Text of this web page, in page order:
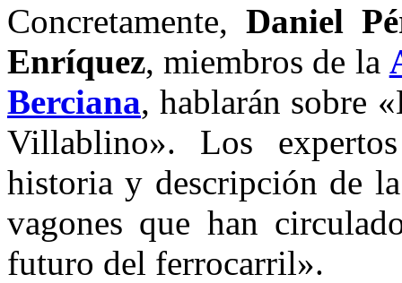
Concretamente, Daniel
Enríquez, miembros de la
Berciana, hablarán sobre
Villablino». Los
historia y descripción de
vagones que han
futuro del ferrocarril».